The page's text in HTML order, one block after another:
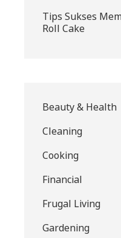
Tips Sukses
Roll Cake
Beauty & Health
Cleaning
Cooking
Financial
Frugal Living
Gardening